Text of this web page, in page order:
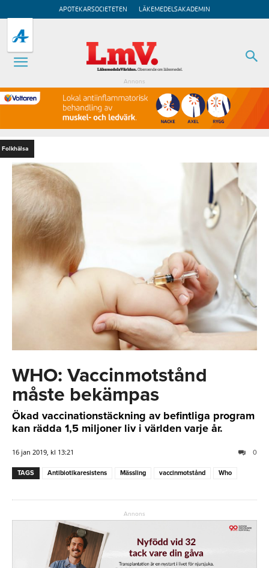
APOTEKARSOCIETETEN LÄKEMEDELSAKADEMIN
Annons
Folkhälsa
WHO: Vaccinmotstånd
måste bekämpas
Ökad vaccinationstäckning av befintliga program
kan rädda 1,5 miljoner liv i världen varje år.
16 jan 2019, kl 13:21 0
TAGS Antibiotikaresistens Mässling vaccinmotstånd Who
Annons